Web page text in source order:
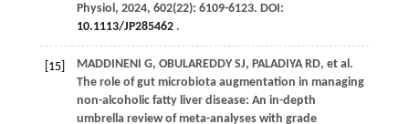
Physiol , 2024, 602(22): 6109-6123. DOI:
10.1113/JP285462.
[15] MADDINENI G, OBULAREDDY SJ, PALADIYA RD, et al .
The role of gut microbiota augmentation in managing
non-alcoholic fatty liver disease: An in-depth
umbrella review of meta-analyses with grade